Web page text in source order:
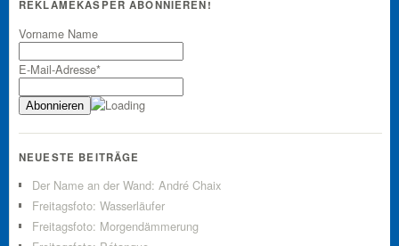
REKLAMEKASPER ABONNIEREN!
Vorname Name
E-Mail-Adresse*
NEUESTE BEITRÄGE
Der Name an der Wand: André Chaix
Freitagsfoto: Wasserläufer
Freitagsfoto: Morgendämmerung